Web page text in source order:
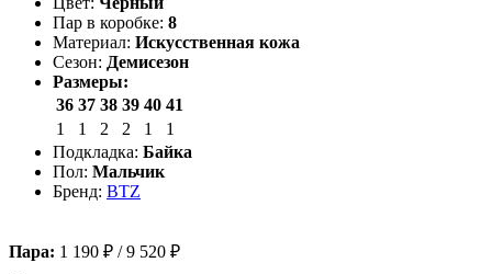
Пар в коробке: 8
Материал: Искусственная кожа
Сезон: Демисезон
Размеры:
36 37 38 39 40 41
1
1 2 2 1
1
Подкладка: Байка
Пол: Мальчик
Бренд: BTZ
Пара: 1 190 ₽ /9 520 ₽